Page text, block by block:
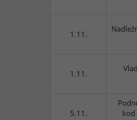
1.11.
1.11.
5.11.
kod